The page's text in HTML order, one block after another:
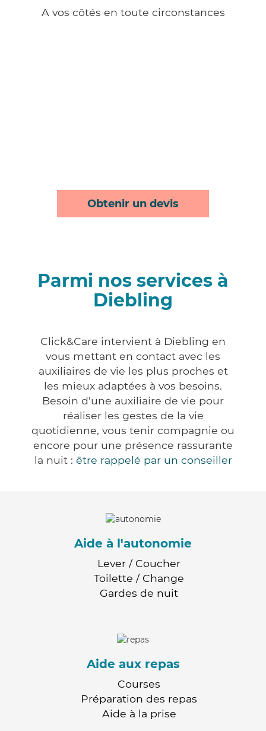
A vos côtés en toute circonstances
Obtenir un devis
Parmi nos services à
Diebling
Click&Care intervient à Diebling en
vous mettant en contact avec les
auxiliaires de vie les plus proches et
les mieux adaptées à vos besoins.
Besoin d'une auxiliaire de vie pour
réaliser les gestes de la vie
quotidienne, vous tenir compagnie ou
encore pour une présence rassurante
la nuit : être rappelé par un conseiller
Aide à l'autonomie
Lever / Coucher
Toilette / Change
Gardes de nuit
Aide aux repas
Courses
Préparation des repas
Aide à la prise